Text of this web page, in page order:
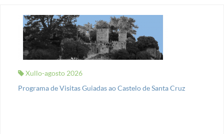
Xullo-agosto 2026
Programa de Visitas Guiadas ao Castelo de Santa Cruz